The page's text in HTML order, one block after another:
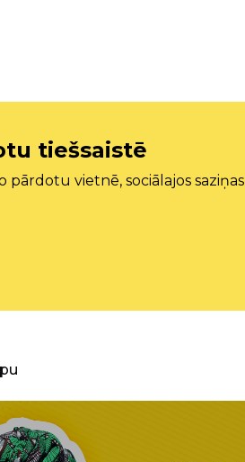
tiešsaistē
pārdotu vietnē, sociālajos saziņas